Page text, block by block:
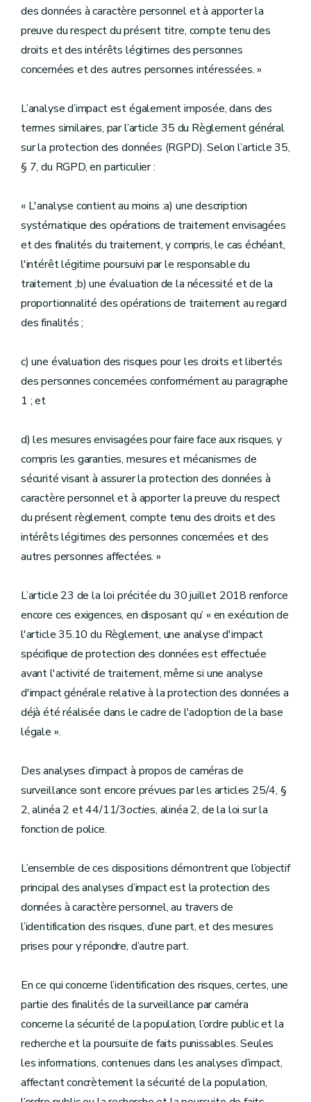
des données à caractère personnel et à apporter la
preuve du respect du présent titre, compte tenu des
droits et des intérêts légitimes des personnes
concernées et des autres personnes intéressées. »
L’analyse d’impact est également imposée, dans des
termes similaires, par l’article 35 du Règlement général
sur la protection des données (RGPD). Selon l’article 35,
§ 7, du RGPD, en particulier :
« L'analyse contient au moins :a) une description
systématique des opérations de traitement envisagées
et des finalités du traitement, y compris, le cas échéant,
l'intérêt légitime poursuivi par le responsable du
traitement ;b) une évaluation de la nécessité et de la
proportionnalité des opérations de traitement au regard
des finalités ;
c) une évaluation des risques pour les droits et libertés
des personnes concernées conformément au paragraphe
1 ; et
d) les mesures envisagées pour faire face aux risques, y
compris les garanties, mesures et mécanismes de
sécurité visant à assurer la protection des données à
caractère personnel et à apporter la preuve du respect
du présent règlement, compte tenu des droits et des
intérêts légitimes des personnes concernées et des
autres personnes affectées. »
L’article 23 de la loi précitée du 30 juillet 2018 renforce
encore ces exigences, en disposant qu’ « en exécution de
l'article 35.10 du Règlement, une analyse d'impact
spécifique de protection des données est effectuée
avant l'activité de traitement, même si une analyse
d'impact générale relative à la protection des données a
déjà été réalisée dans le cadre de l'adoption de la base
légale ».
Des analyses d’impact à propos de caméras de
surveillance sont encore prévues par les articles 25/4, §
2, alinéa 2 et 44/11/3octies, alinéa 2, de la loi sur la
fonction de police.
L’ensemble de ces dispositions démontrent que l’objectif
principal des analyses d’impact est la protection des
données à caractère personnel, au travers de
l’identification des risques, d’une part, et des mesures
prises pour y répondre, d’autre part.
En ce qui concerne l’identification des risques, certes, une
partie des finalités de la surveillance par caméra
concerne la sécurité de la population, l’ordre public et la
recherche et la poursuite de faits punissables. Seules
les informations, contenues dans les analyses d’impact,
affectant concrètement la sécurité de la population,